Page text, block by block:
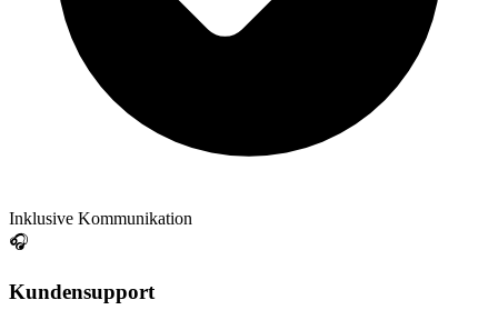
Inklusive Kommunikation
🎧
Kundensupport